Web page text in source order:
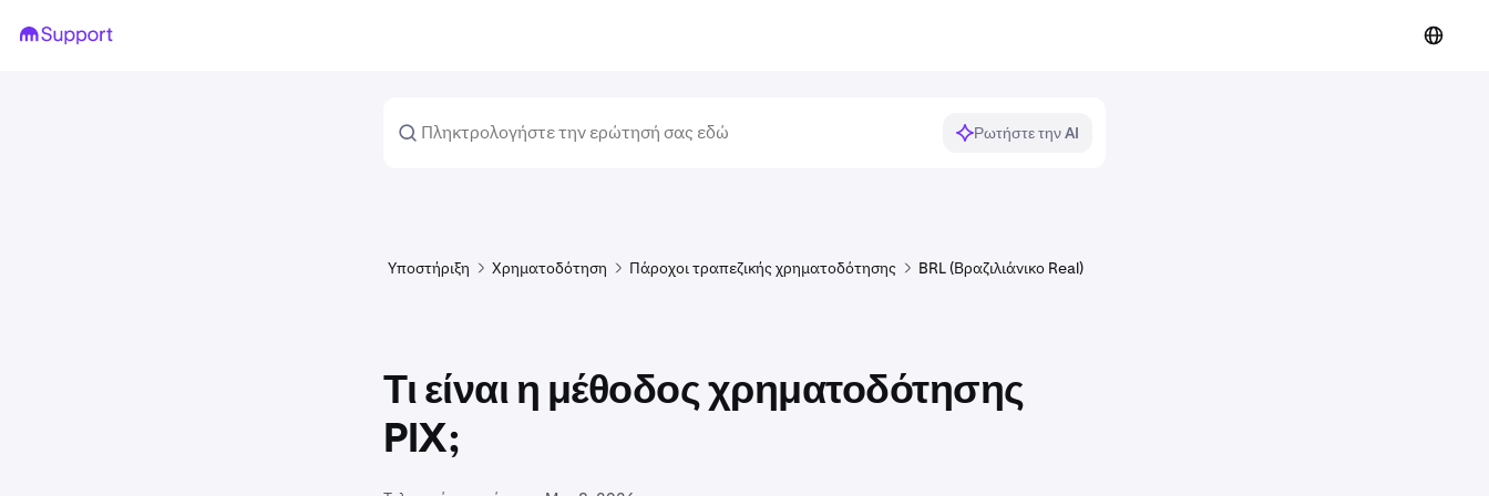
Ρωτήστε την AI
Υποστήριξη Χρηματοδότηση Πάροχοι τραπεζικής χρηματοδότησης BRL (Βραζιλιάνικο Real)
Τι είναι η μέθοδος χρηματοδότησης
PIX;